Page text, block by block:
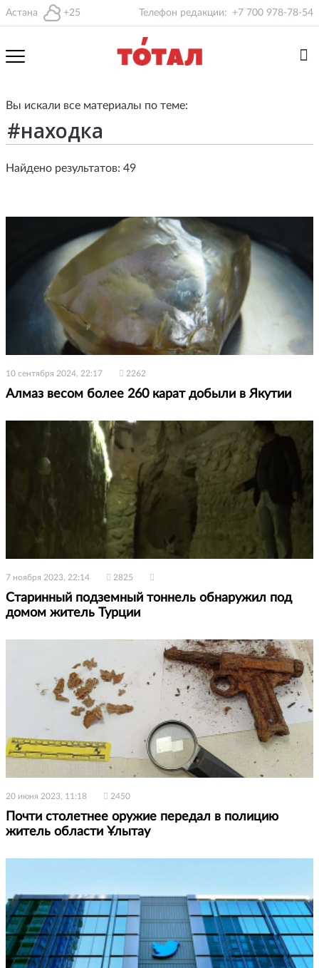
Астана +25 Телефон редакции: +7 700 978-78-54
Вы искали все материалы по теме:
Найдено результатов: 49
10 сентября 2024, 22:17 2262
Алмаз весом более 260 карат добыли в Якутии
7 ноября 2023, 22:14 2825
Старинный подземный тоннель обнаружил под
домом житель Турции
20 июня 2023, 11:18 2450
Почти столетнее оружие передал в полицию
житель области Ұлытау